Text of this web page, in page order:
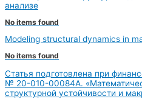
анализе
No items found
Modeling structural dynamics in
No items found
Статья подготовлена при
№ 20-010-00084А.
структурной устойчивости и